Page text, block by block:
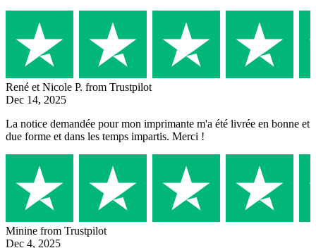
René et Nicole P. from Trustpilot
Dec 14, 2025
La notice demandée pour mon imprimante m'a été livrée en bonne et
due forme et dans les temps impartis. Merci !
Minine from Trustpilot
Dec 4, 2025